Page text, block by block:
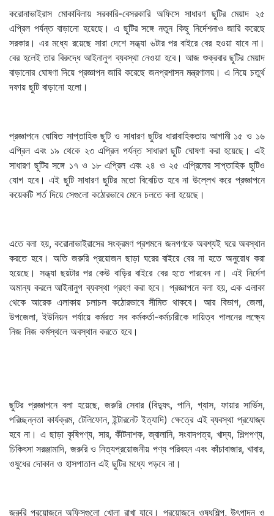
করোনাভাইরাস মোকাবিলায় সরকারি-বেসরকারি অফিসে সাধারণ ছুটির মেয়াদ ২৫
এপ্রিল পর্যন্ত বাড়ানো হয়েছে। এ ছুটির সঙ্গে নতুন কিছু নির্দেশনাও জারি করেছে
সরকার। এর মধ্যে রয়েছে সারা দেশে সন্ধ্যা ৬টার পর বাইরে বের হওয়া যাবে না।
বের হলেই তার বিরুদ্ধে আইনানুগ ব্যবস্থা নেওয়া হবে। আজ শুক্রবার ছুটির মেয়াদ
বাড়ানোর ঘোষণা দিয়ে প্রজ্ঞাপন জারি করেছে জনপ্রশাসন মন্ত্রণালয়। এ নিয়ে চতুর্থ
দফায় ছুটি বাড়ানো হলো।
প্রজ্ঞাপনে ঘোষিত সাপ্তাহিক ছুটি ও সাধারণ ছুটির ধারাবাহিকতায় আগামী ১৫ ও ১৬
এপ্রিল এবং ১৯ থেকে ২৩ এপ্রিল পর্যন্ত সাধারণ ছুটি ঘোষণা করা হয়েছে। এই
সাধারণ ছুটির সঙ্গে ১৭ ও ১৮ এপ্রিল এবং ২৪ ও ২৫ এপ্রিলের সাপ্তাহিক ছুটিও
যোগ হবে। এই ছুটি সাধারণ ছুটির মতো বিবেচিত হবে না উল্লেখ করে প্রজ্ঞাপনে
কয়েকটি শর্ত দিয়ে সেগুলো কঠোরভাবে মেনে চলতে বলা হয়েছে।
এতে বলা হয়, করোনাভাইরাসের সংক্রমণ প্রশমনে জনগণকে অবশ্যই ঘরে অবস্থান
করতে হবে। অতি জরুরি প্রয়োজন ছাড়া ঘরের বাইরে বের না হতে অনুরোধ করা
হয়েছে। সন্ধ্যা ছয়টার পর কেউ বাড়ির বাইরে বের হতে পারবেন না। এই নির্দেশ
অমান্য করলে আইনানুগ ব্যবস্থা গ্রহণ করা হবে। প্রজ্ঞাপনে বলা হয়, এক এলাকা
থেকে আরেক এলাকায় চলাচল কঠোরভাবে সীমিত থাকবে। আর বিভাগ, জেলা,
উপজেলা, ইউনিয়ন পর্যায়ে কর্মরত সব কর্মকর্তা-কর্মচারীকে দায়িত্ব পালনের লক্ষ্যে
নিজ নিজ কর্মস্থলে অবস্থান করতে হবে।
ছুটির প্রজ্ঞাপনে বলা হয়েছে, জরুরি সেবার (বিদ্যুৎ, পানি, গ্যাস, ফায়ার সার্ভিস,
পরিচ্ছন্নতা কার্যক্রম, টেলিফোন, ইন্টারনেট ইত্যাদি) ক্ষেত্রে এই ব্যবস্থা প্রযোজ্য
হবে না। এ ছাড়া কৃষিপণ্য, সার, কীটনাশক, জ্বালানি, সংবাদপত্র, খাদ্য, শিল্পপণ্য,
চিকিৎসা সরঞ্জামাদি, জরুরি ও নিত্যপ্রয়োজনীয় পণ্য পরিবহন এবং কাঁচাবাজার, খাবার,
ওষুধের দোকান ও হাসপাতাল এই ছুটির মধ্যে পড়বে না।
জরুরি প্রয়োজনে অফিসগুলো খোলা রাখা যাবে। প্রয়োজনে ওষুধশিল্প, উৎপাদন ও